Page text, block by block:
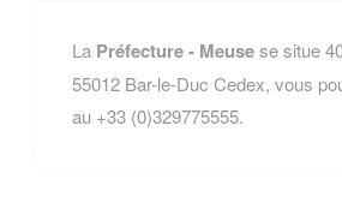
La Préfecture - Meusese situe
55012 Bar-le-Duc Cedex, vous
au +33 (0)329775555.